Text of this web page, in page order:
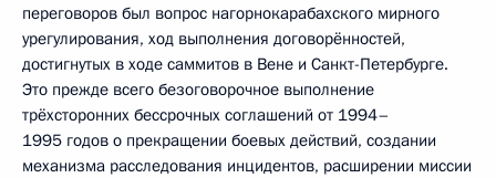
переговоров был вопрос нагорнокарабахского мирного
урегулирования, ход выполнения договорённостей,
достигнутых в ходе саммитов в Вене и Санкт-Петербурге.
Это прежде всего безоговорочное выполнение
трёхсторонних бессрочных соглашений от 1994–
1995 годов о прекращении боевых действий, создании
механизма расследования инцидентов, расширении миссии